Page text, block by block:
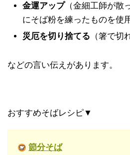
金運アップ（金細工師が散
にそば粉を練ったものを使用
災厄を切り捨てる （箸で切
などの言い伝えがあります。
おすすめそばレシピ▼
節分そば